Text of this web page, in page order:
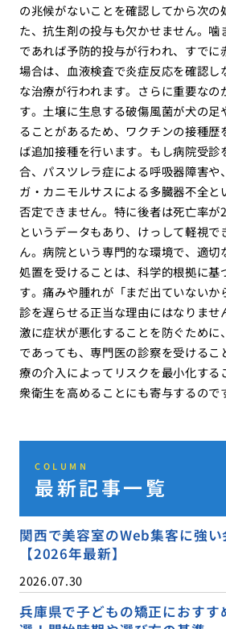
の兆候がないことを確認してから次の
た、抗生剤の投与も欠かせません。噛
であれば予防的投与が行われ、すでに
場合は、血液検査で炎症反応を確認し
な治療が行われます。さらに重要なの
す。土壌に生息する破傷風菌が犬の足
ることがあるため、ワクチンの接種
ば追加接種を行います。もし病院受
合、パスツレラ症による呼吸器障害や
ガ・カニモルサスによる多臓器不全と
否定できません。特に後者は死亡率が
というデータもあり、けっして軽視
ん。病院という専門的な環境で、適切
処置を受けることは、科学的根拠に基
す。痛みや腫れが「まだ出ていない
診を遅らせる正当な理由にはなりませ
激に症状が悪化することを防ぐために
であっても、専門医の診察を受ける
療の介入によってリスクを最小化する
衆衛生を高めることにも寄与するので
COLUMN
最新記事一覧
関西で美容室のWeb集客に強
【2026年最新】
2026.07.30
兵庫県で子どもの矯正におすす